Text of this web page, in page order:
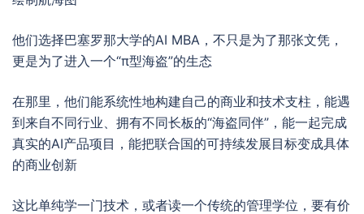
他们选择巴塞罗那大学的AI MBA，不只是为了那张文凭，
更是为了进入一个“π型海盗”的生态
在那里，他们能系统性地构建自己的商业和技术支柱，能遇
到来自不同行业、拥有不同长板的“海盗同伴”，能一起完成
真实的AI产品项目，能把联合国的可持续发展目标变成具体
的商业创新
这比单纯学一门技术，或者读一个传统的管理学位，要有价